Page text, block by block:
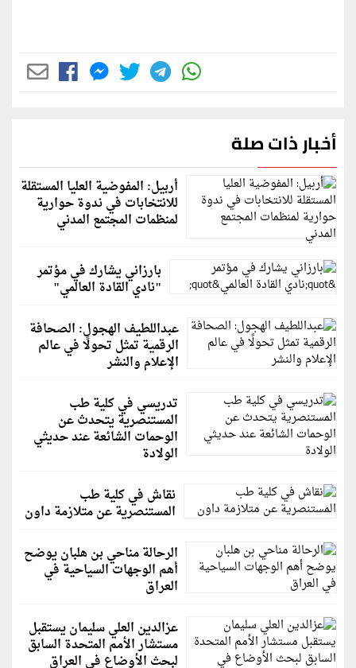
أخبار ذات صلة
أربيل: المفوضية العليا المستقلة
للانتخابات في ندوة حوارية
لمنظمات المجتمع المدني
بارزاني يشارك في مؤتمر
"نادي القادة العالمي"
عبداللطيف الهجول: الصحافة
الرقمية تمثل تحولًا في عالم
الإعلام والنشر
تدريسي في كلية طب
المستنصرية يتحدث عن
الوحمات الشائعة عند حديثي
الولادة
نقاش في كلية طب
المستنصرية عن متلازمة داون
الرحالة مناحي بن هلبان يوضح
أهم الوجهات السياحية في
العراق
عزالدين العلي سليمان يستقبل
مستشار الأمم المتحدة السابق
لبحث الأوضاع في العراق